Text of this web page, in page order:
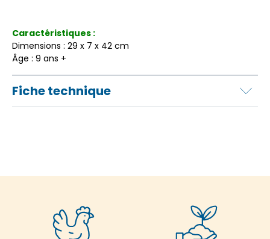
Caractéristiques :
Dimensions : 29 x 7 x 42 cm
Âge : 9 ans +
Fiche technique